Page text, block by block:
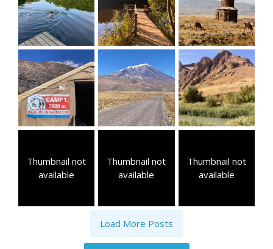
Thumbnail not
available
Thumbnail not
available
Thumbnail not
available
Load More Posts